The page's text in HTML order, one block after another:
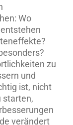
Wo
zu
und
ist, nicht
starten,
verändert